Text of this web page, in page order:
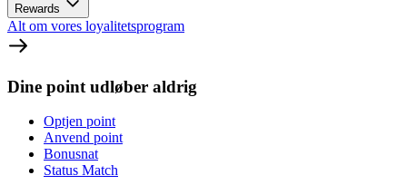
Rewards
Alt om vores loyalitetsprogram
Dine point udløber aldrig
Optjen point
Anvend point
Bonusnat
Status Match